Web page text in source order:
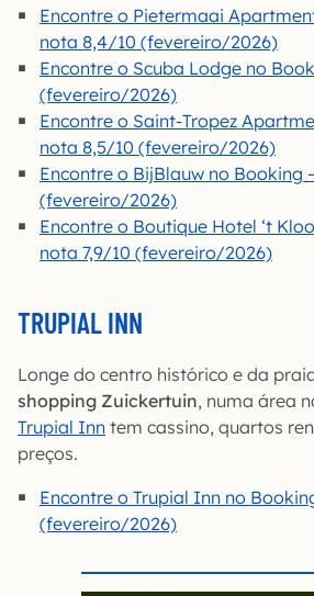
Encontre o Pietermaai
nota 8,4/10 (fevereiro/2026)
Encontre o Scuba Lodge no
(fevereiro/2026)
Encontre o Saint-Tropez
nota 8,5/10 (fevereiro/2026)
Encontre o BijBlauw no Booking
(fevereiro/2026)
Encontre o Boutique Hotel ‘t
nota 7,9/10 (fevereiro/2026)
TRUPIAL INN
Longe do centro histórico e da
shopping Zuickertuin, numa área
Trupial Inn tem cassino, quartos
preços.
Encontre o Trupial Inn no
(fevereiro/2026)